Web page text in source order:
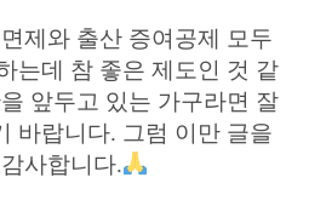
제와 출산 증여공제 모두
는데 참 좋은 제도인 것 같
앞두고 있는 가구라면 잘
바랍니다. 그럼 이만 글을
사합니다.